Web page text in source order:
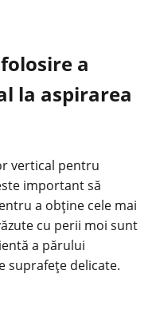
a
la aspirarea
vertical pentru
important să
a obține cele mai
cu perii moi sunt
a părului
suprafețe delicate.